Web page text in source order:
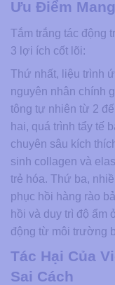
Ưu Điểm
Tắm trắng tác động
3 lợi ích cốt lõi:
Thứ nhất, liệu trình
nguyên nhân chính
tông tự nhiên từ 2
hai, quá trình tẩy tế
chuyên sâu kích
sinh collagen và
trẻ hóa. Thứ ba,
phục hồi hàng rào
hồi và duy trì độ ẩm
động từ môi trường
Tác Hại Của
Sai Cách